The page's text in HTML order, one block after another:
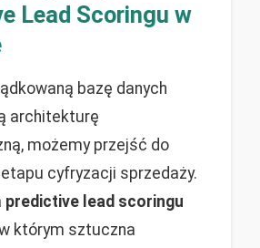
Lead Scoringu w
bazę danych
architekturę
możemy przejść do
cyfryzacji sprzedaży.
predictive lead scoringu
którym sztuczna